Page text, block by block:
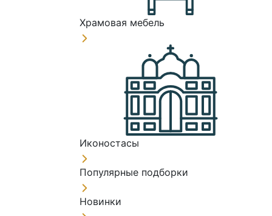
Храмовая мебель
Иконостасы
Популярные подборки
Новинки